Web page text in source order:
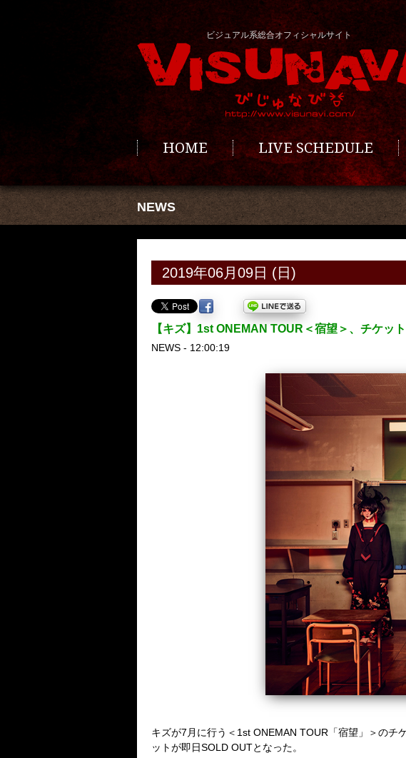
ビジュアル系総合オフィシャルサイト
HOME LIVE SCHEDULE
NEWS
2019年06月09日 (日)
【キズ】1st ONEMAN TOUR＜宿望＞、チケッ
NEWS - 12:00:19
キズが7 月に行う＜ 1st ONEMAN TOUR 「宿望」＞の
ットが即日SOLD OUTとなった。